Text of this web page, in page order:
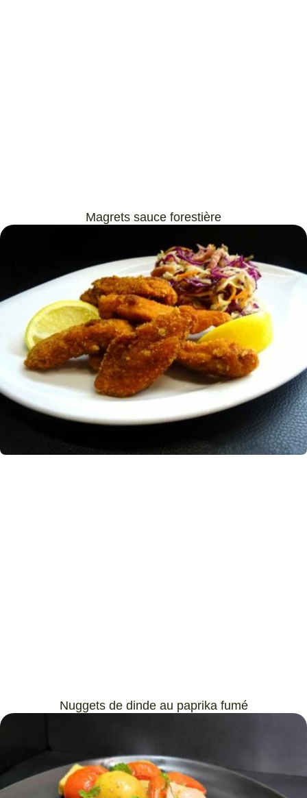
Magrets sauce forestière
Nuggets de dinde au paprika fumé